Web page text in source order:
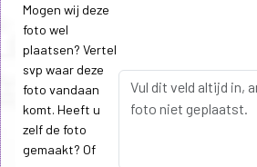
Mogen wij deze
foto wel
plaatsen? Vertel
svp waar deze
foto vandaan
komt. Heeft u
zelf de foto
gemaakt? Of